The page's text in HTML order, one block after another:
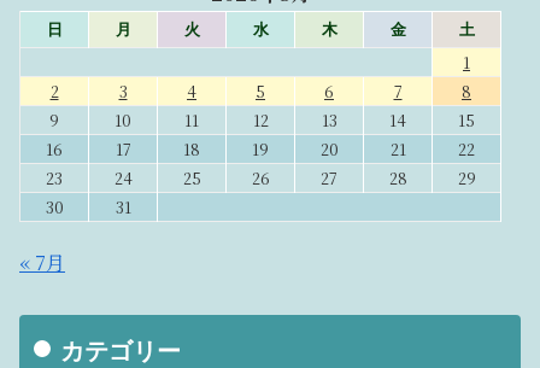
日 月 火 水 木 金 土
1
2
3 4 5 6 7
8
9
10 11 12 13 14
15
16
17 18 19 20 21
22
23
24 25 26 27 28
29
30
31
« 7月
カテゴリー